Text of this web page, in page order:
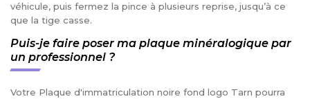
véhicule, puis fermez la pince à plusieurs reprise, jusqu’à ce
que la tige casse.
Puis-je faire poser ma plaque minéralogique par
un professionnel ?
Votre Plaque d'immatriculation noire fond logo Tarn pourra